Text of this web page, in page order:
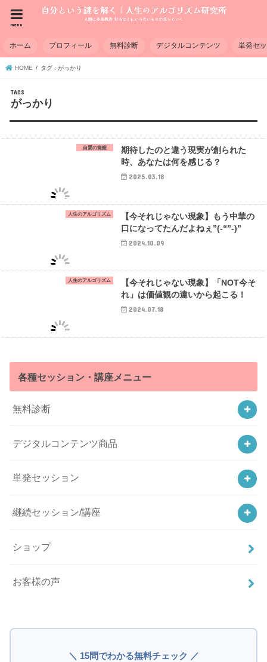
menu
ホーム プロフィール 無料診断 デジタルコンテンツ 単発セ
HOME タグ : がっかり
がっかり
自愛の覚醒
期待したのと違う現実が創られた
時、あなたは何を感じる？
2025.03.18
人生のアルゴリズム
【今それじゃない現象】もう中華の
口になってたんだよねぇ”(-“”-)”
2024.10.09
人生のアルゴリズム
【今それじゃない現象】「NOT今そ
れ」は価値観の違いから起こる！
2024.07.18
各種セッション・講座メニュー
無料診断
デジタルコンテンツ商品
単発セッション
継続セッション/講座
ショップ
お客様の声
＼ 15問でわかる無料チェック ／